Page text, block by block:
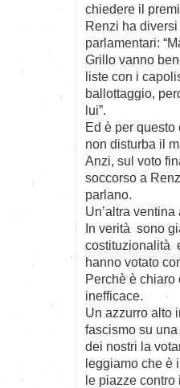
chiedere il
Renzi ha
parlamentari:
Grillo vanno
liste con i
ballottaggio,
lui”.
Ed è per
non disturba il
Anzi, sul voto
soccorso a
parlano.
Un’altra
In verità sono
costituzionalità
hanno votato
Perchè è chiaro
inefficace.
Un azzurro alto
fascismo su
dei nostri la
leggiamo che è
le piazze contro